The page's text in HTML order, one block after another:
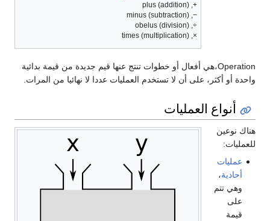
+, plus (addition)
−, minus (subtraction)
÷, obelus (division)
×, times (multiplication)
Operation،هي أفعال أو خطوات تنتج عنها قيم جديدة من قيمة بدائية
واحدة أو أكثر، على أن لا تستخدم العمليات عددا لا نهائيا من المرات.
أنواع العمليات
هناك نوعين
للعمليات:
عمليات
أحادية،
وهي تتم
على
قيمة